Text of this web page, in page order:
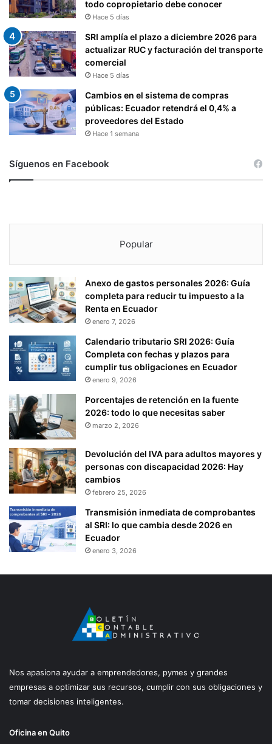
todo copropietario debe conocer
Hace 5 días
SRI amplía el plazo a diciembre 2026 para
actualizar RUC y facturación del transporte
comercial
Hace 5 días
Cambios en el sistema de compras
públicas: Ecuador retendrá el 0,4% a
proveedores del Estado
Hace 1 semana
Síguenos en Facebook
Popular
Anexo de gastos personales 2026: Guía
completa para reducir tu impuesto a la
Renta en Ecuador
enero 7, 2026
Calendario tributario SRI 2026: Guía
Completa con fechas y plazos para
cumplir tus obligaciones en Ecuador
enero 9, 2026
Porcentajes de retención en la fuente
2026: todo lo que necesitas saber
marzo 2, 2026
Devolución del IVA para adultos mayores y
personas con discapacidad 2026: Hay
cambios
febrero 25, 2026
Transmisión inmediata de comprobantes
al SRI: lo que cambia desde 2026 en
Ecuador
enero 3, 2026
Nos apasiona ayudar a emprendedores, pymes y grandes
empresas a optimizar sus recursos, cumplir con sus obligaciones y
tomar decisiones inteligentes.
Oficina en Quito